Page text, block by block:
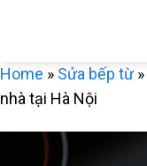
Home » Sửa bếp từ»
nhà tại Hà Nội